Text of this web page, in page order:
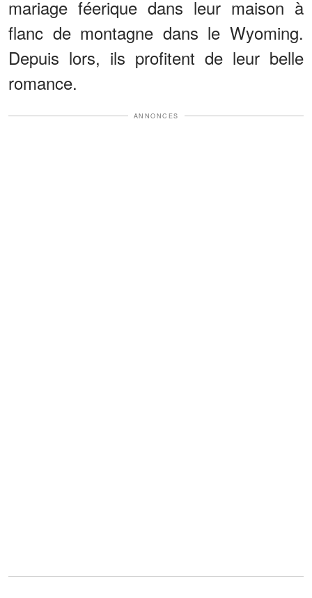
mariage féerique dans leur maison à
flanc de montagne dans le Wyoming.
Depuis lors, ils profitent de leur belle
romance.
ANNONCES